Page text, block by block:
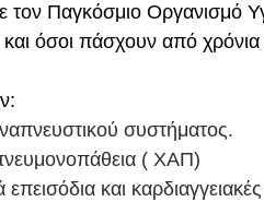
Παγκόσμιο Οργανισμό
και όσοι πάσχουν από
συστήματος.
( ΧΑΠ)
και